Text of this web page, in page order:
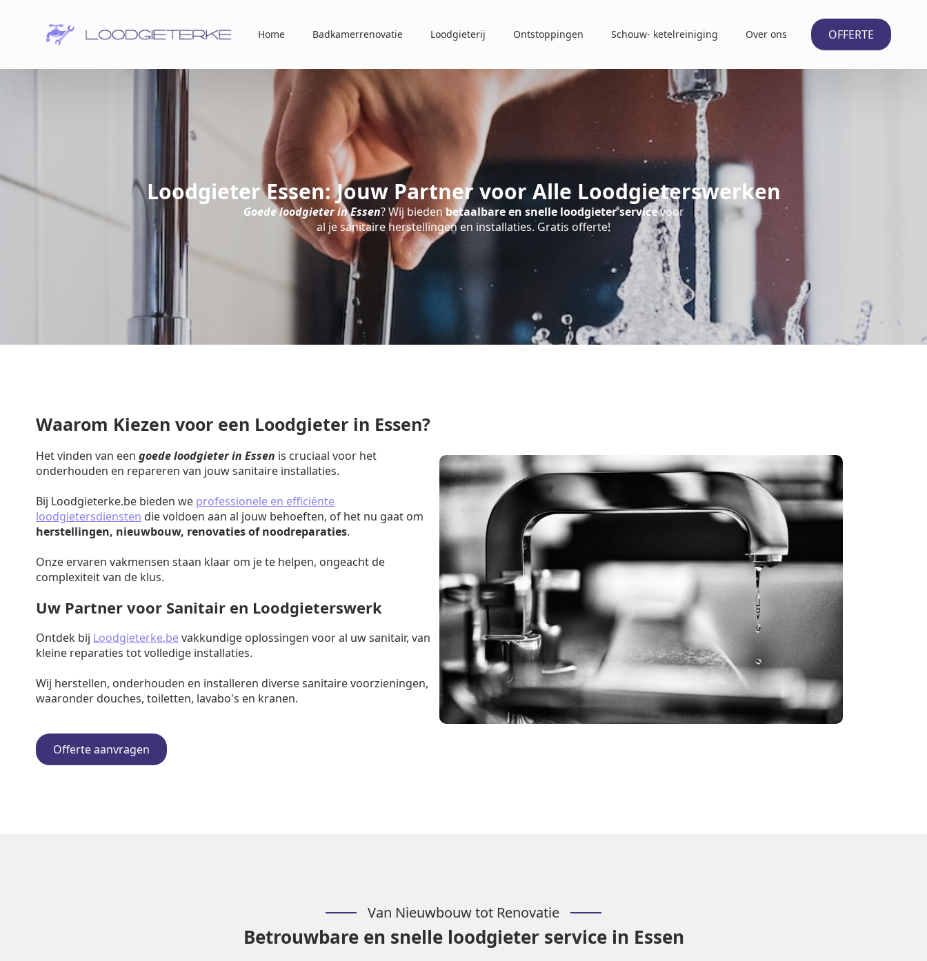
Home Badkamerrenovatie Loodgieterij Ontstoppingen Schouw- ketelreiniging Over ons OFFERTE
Loodgieter Essen: Jouw Partner voor Alle Loodgieterswerken
Goede loodgieter in Essen? Wij bieden betaalbare en snelle loodgieter servicevoor
al je sanitaire herstellingen en installaties. Gratis offerte!
Waarom Kiezen voor een Loodgieter in Essen?
Het vinden van een goede loodgieter in Essen is cruciaal voor het
onderhouden en repareren van jouw sanitaire installaties.
Bij Loodgieterke.be bieden we professionele en efficiënte
loodgietersdiensten die voldoen aan al jouw behoeften, of het nu gaat om
herstellingen, nieuwbouw, renovaties of noodreparaties.
Onze ervaren vakmensen staan klaar om je te helpen, ongeacht de
complexiteit van de klus.
Uw Partner voor Sanitair en Loodgieterswerk
Ontdek bij Loodgieterke.bevakkundige oplossingen voor al uw sanitair, van
kleine reparaties tot volledige installaties.
Wij herstellen, onderhouden en installeren diverse sanitaire voorzieningen,
waaronder douches, toiletten, lavabo's en kranen.
Offerte aanvragen
Van Nieuwbouw tot Renovatie
Betrouwbare en snelle loodgieter service in Essen